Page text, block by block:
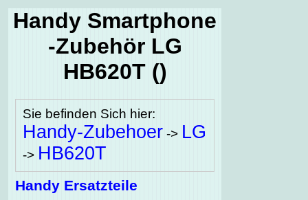
Handy Smartphone
-Zubehör LG
HB620T ()
Sie befinden Sich hier:
Handy-Zubehoer -> LG
-> HB620T
Handy Ersatzteile